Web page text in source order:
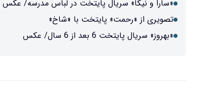
«سارا و نیکا» سریال پایتخت در لباس مدرسه/ عکس
تصویری از «رحمت» پایتخت با «شاخ»
«بهروز» سریال پایتخت 6 بعد از 6 سال/ عکس